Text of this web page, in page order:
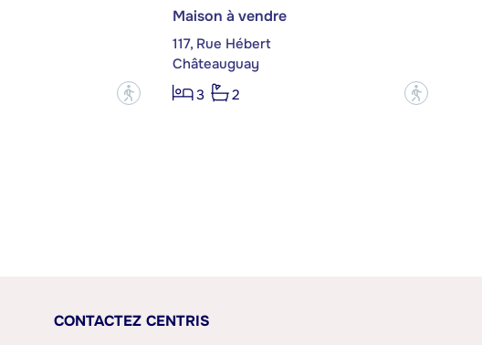
?
Maison à vendre
117, Rue Hébert
Châteauguay
3
2 ?
CONTACTEZ CENTRIS